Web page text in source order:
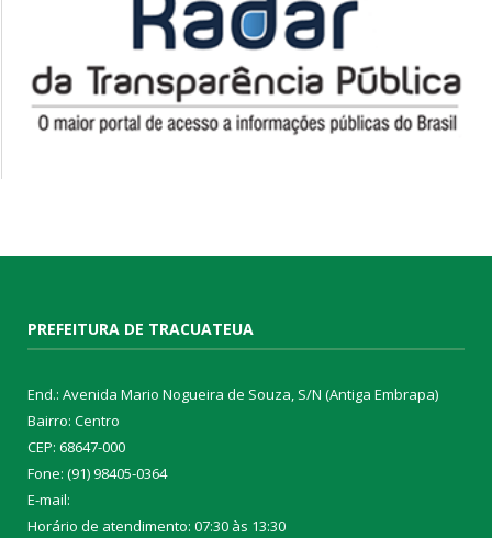
PREFEITURA DE TRACUATEUA
End.: Avenida Mario Nogueira de Souza, S/N (Antiga Embrapa)
Bairro: Centro
CEP: 68647-000
Fone: (91) 98405-0364
E-mail:
Horário de atendimento: 07:30 às 13:30